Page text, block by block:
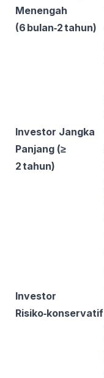
Menengah
(6 bulan‑2 tahun)
Investor Jangka
Panjang (≥
2 tahun)
Investor
Risiko‑konservatif